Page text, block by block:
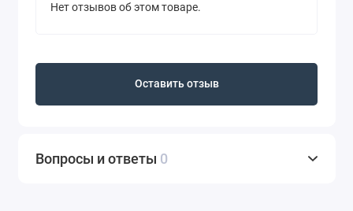
Нет отзывов об этом товаре.
Оставить отзыв
Вопросы и ответы 0